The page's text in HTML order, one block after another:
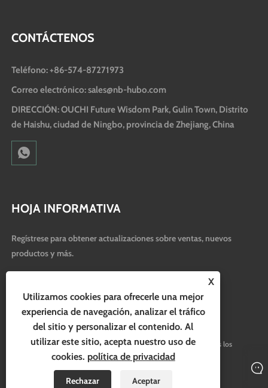
CONTÁCTENOS
Teléfono: +86-574-87271973
Correo electrónico: sales@nb-hubo.com
DIRECCIÓN: OUCHI Future Wisdom Park, Gulin Town, Distrito
de Haishu, ciudad de Ningbo, provincia de Zhejiang, China
HOJA INFORMATIVA
Regístrese para obtener actualizaciones sobre ventas, nuevos
productos y más.
Copyright © 2024 Ningbo Hubo Electrical Appliance Co., Ltd. Todos los
X
Utilizamos cookies para ofrecerle una mejor
experiencia de navegación, analizar el tráfico
del sitio y personalizar el contenido. Al
utilizar este sitio, acepta nuestro uso de
cookies. política de privacidad
Rechazar Aceptar